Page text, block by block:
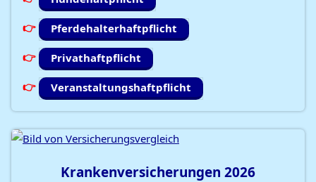
Pferdehalterhaftpflicht
Privathaftpflicht
Veranstaltungshaftpflicht
Krankenversicherungen 2026